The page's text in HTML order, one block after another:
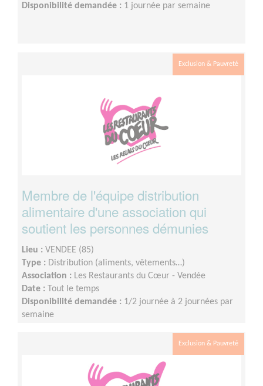
Disponibilité demandée : 1 journée par semaine
Exclusion & Pauvreté
Membre de l'équipe distribution
alimentaire d'une association qui
soutient les personnes démunies
Lieu : VENDEE (85)
Type : Distribution (aliments, vêtements…)
Association : Les Restaurants du Cœur - Vendée
Date : Tout le temps
Disponibilité demandée : 1/2 journée à 2 journées par
semaine
Exclusion & Pauvreté